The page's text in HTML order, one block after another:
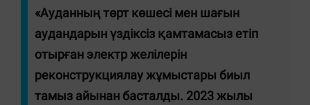
«Ауданның төрт көшесі мен шағын
аудандарын үздіксіз қамтамасыз етіп
отырған электр желілерін
реконструкциялау жұмыстары биыл
тамыз айынан басталды. 2023 жылы